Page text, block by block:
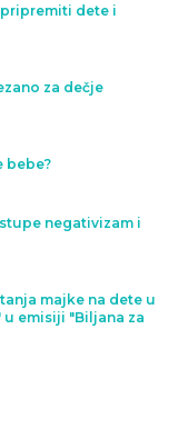
dete i
za dečje
bebe?
negativizam i
majke na dete u
emisiji "Biljana za